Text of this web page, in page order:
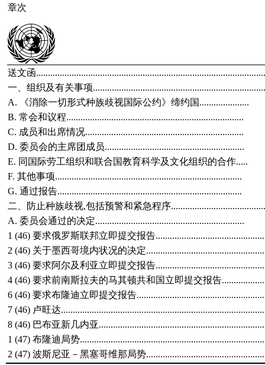
章次
送文函
一、组织及有关事项
A. 《消除一切形式种族歧视国际公约》缔约国.....................
B. 常会和议程...........................................................................
C. 成员和出席情况...................................................................
D. 委员会的主席团成员...........................................................
E. 同国际劳工组织和联合国教育科学及文化组织的合作.....
F. 其他事项...............................................................................
G. 通过报告..............................................................................
二、防止种族歧视,包括预警和紧急程序
A. 委员会通过的决定...............................................................
1 (46) 要求俄罗斯联邦立即提交报告
2 (46) 关于墨西哥境内状况的决定
3 (46) 要求阿尔及利亚立即提交报告
4 (46) 要求前南斯拉夫的马其顿共和国立即提交报告
6 (46) 要求布隆迪立即提交报告
7 (46) 卢旺达
8 (46) 巴布亚新几内亚
1 (47) 布隆迪局势
2 (47) 波斯尼亚－黑塞哥维那局势